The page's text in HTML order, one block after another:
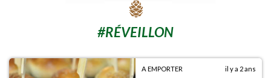
#RÉVEILLON
A EMPORTER il y a 2 ans